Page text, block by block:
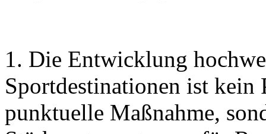
1. Die Entwicklung
Sportdestinationen ist kein
punktuelle Maßnahme,